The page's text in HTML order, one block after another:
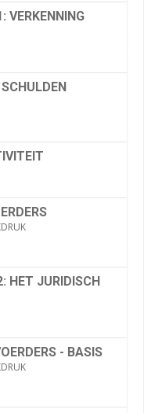
VERKENNING
HET JURIDISCH
- BASIS